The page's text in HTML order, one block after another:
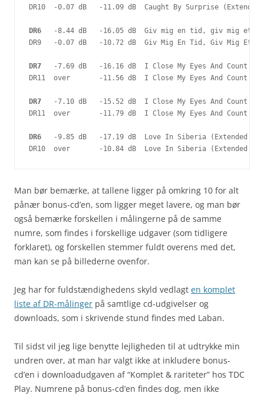
DR10  -0.07 dB   -11.09 dB  Caught By Surprise
DR6
-8.44 dB   -16.05 dB  Giv mig en tid, giv mig et
DR9   -0.07 dB   -10.72 dB  Giv Mig En Tid, Giv Mig Et
DR7
-7.69 dB   -16.16 dB  I Close My Eyes And Count To
DR11  over       -11.56 dB  I Close My Eyes And Count
DR7
-7.10 dB   -15.52 dB  I Close My Eyes And Count To
DR11  over       -11.79 dB  I Close My Eyes And Count To
DR6
-9.85 dB   -17.19 dB  Love In Siberia (Extended
DR10  over       -10.84 dB  Love In Siberia (Extended
Man bør bemærke, at tallene ligger på omkring 10 for alt
pånær bonus-cd’en, som ligger meget lavere, og man bør
også bemærke forskellen i målingerne på de samme
numre, som findes i forskellige udgaver (som tidligere
forklaret), og forskellen stemmer fuldt overens med det,
man kan se på billederne ovenfor.
Jeg har for fuldstændighedens skyld vedlagt en komplet
liste af DR-målinger på samtlige cd-udgivelser og
downloads, som i skrivende stund findes med Laban.
Til sidst vil jeg lige benytte lejligheden til at udtrykke min
undren over, at man har valgt ikke at inkludere bonus-
cd’en i downloadudgaven af “Komplet & rariteter” hos TDC
Play. Numrene på bonus-cd’en findes dog, men ikke